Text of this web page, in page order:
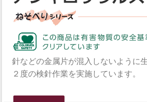
針などの金属片が混入しないように
２度の検針作業を実施しています。